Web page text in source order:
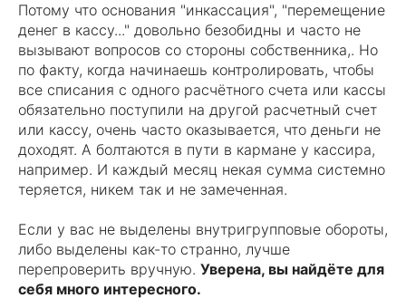
Потому что основания "инкассация", "перемещение
денег в кассу..." довольно безобидны и часто не
вызывают вопросов со стороны собственника,. Но
по факту, когда начинаешь контролировать, чтобы
все списания с одного расчётного счета или кассы
обязательно поступили на другой расчетный счет
или кассу, очень часто оказывается, что деньги не
доходят. А болтаются в пути в кармане у кассира,
например. И каждый месяц некая сумма системно
теряется, никем так и не замеченная.
Если у вас не выделены внутригрупповые обороты,
либо выделены как-то странно, лучше
перепроверить вручную. Уверена, вы найдёте для
себя много интересного.